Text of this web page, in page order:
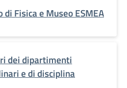
Fisica e Museo ESMEA
dei dipartimenti
e di disciplina